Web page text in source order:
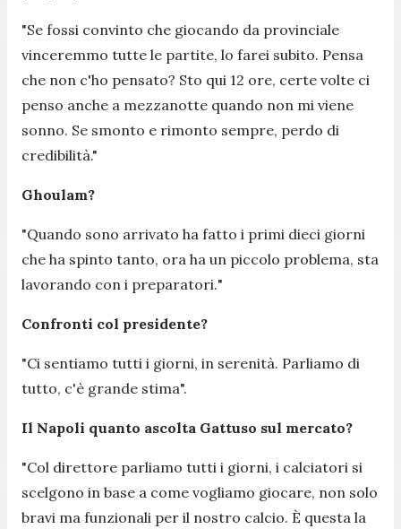
"Se fossi convinto che giocando da provinciale
vinceremmo tutte le partite, lo farei subito. Pensa
che non c'ho pensato? Sto qui 12 ore, certe volte ci
penso anche a mezzanotte quando non mi viene
sonno. Se smonto e rimonto sempre, perdo di
credibilità."
Ghoulam?
"Quando sono arrivato ha fatto i primi dieci giorni
che ha spinto tanto, ora ha un piccolo problema, sta
lavorando con i preparatori."
Confronti col presidente?
"Ci sentiamo tutti i giorni, in serenità. Parliamo di
tutto, c'è grande stima".
Il Napoli quanto ascolta Gattuso sul mercato?
"Col direttore parliamo tutti i giorni, i calciatori si
scelgono in base a come vogliamo giocare, non solo
bravi ma funzionali per il nostro calcio. È questa la